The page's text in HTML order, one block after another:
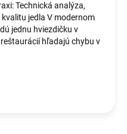
Technická analýza,
jedla V modernom
jednu hviezdičku v
hľadajú chybu v